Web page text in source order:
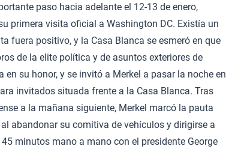
paso hacia adelante el 12-13 de enero,
primera visita oficial a Washington DC. Existía un
fuera positivo, y la Casa Blanca se esmeró en que
de la elite política y de asuntos exteriores de
su honor, y se invitó a Merkel a pasar la noche en
invitados situada frente a la Casa Blanca. Tras
a la mañana siguiente, Merkel marcó la pauta
abandonar su comitiva de vehículos y dirigirse a
minutos mano a mano con el presidente George